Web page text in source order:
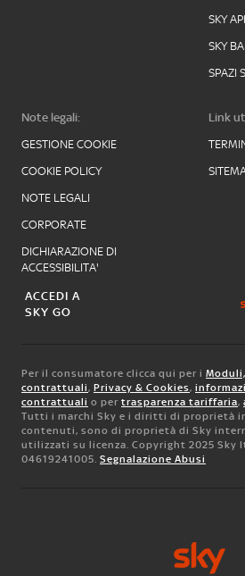
SKY
SKY
SPAZI
Note legali:
GESTIONE COOKIE
COOKIE POLICY
NOTE LEGALI
CORPORATE
DICHIARAZIONE DI
ACCESSIBILITA'
Link
ACCEDI A
SKY GO
Per il consumatore clicca qui per i
contrattuali, Privacy & Cookies,
contrattuali o per trasparenza tariffaria,
Tutti i marchi Sky e i diritti di proprietà
contenuti, sono di proprietà di Sky
utilizzati su licenza. Copyright 2025 Sky
04619241005. Segnalazione Abusi